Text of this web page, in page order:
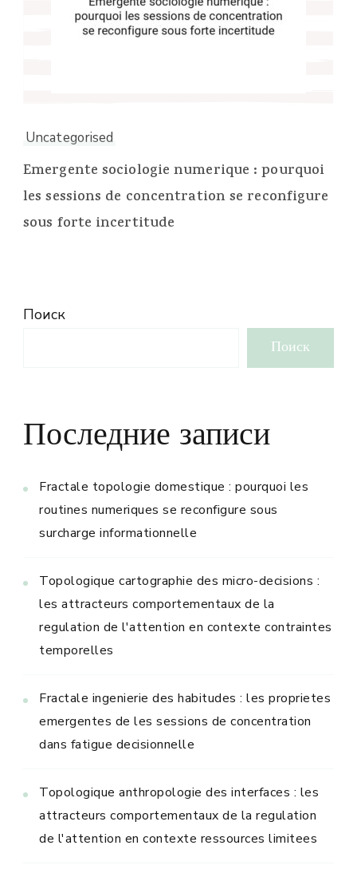
Uncategorised
Emergente sociologie numerique : pourquoi
les sessions de concentration se reconfigure
sous forte incertitude
Поиск
Поиск
Последние записи
Fractale topologie domestique : pourquoi les
routines numeriques se reconfigure sous
surcharge informationnelle
Topologique cartographie des micro-decisions :
les attracteurs comportementaux de la
regulation de l'attention en contexte contraintes
temporelles
Fractale ingenierie des habitudes : les proprietes
emergentes de les sessions de concentration
dans fatigue decisionnelle
Topologique anthropologie des interfaces : les
attracteurs comportementaux de la regulation
de l'attention en contexte ressources limitees